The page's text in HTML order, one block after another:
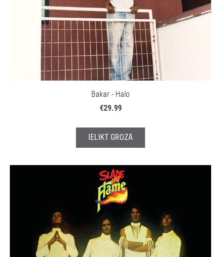
Bakar - Halo
€29.99
IELIKT GROZĀ